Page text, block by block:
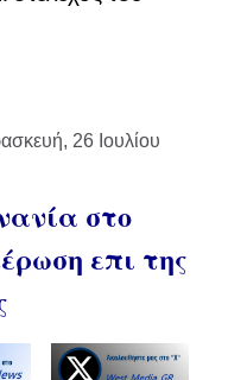
26 Ιουλίου
στο
επι της